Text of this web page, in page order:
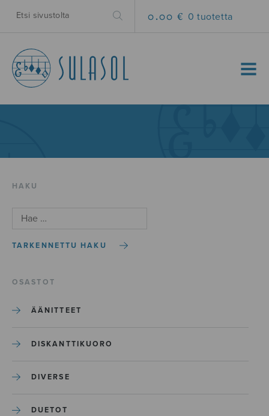
0.00 € 0 tuotetta
MENU
HAKU
TARKENNETTU HAKU
OSASTOT
ÄÄNITTEET
DISKANTTIKUORO
DIVERSE
DUETOT